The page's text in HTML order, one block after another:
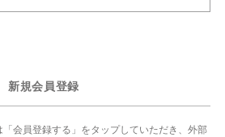
新規会員登録
会員登録する」をタップしていただき、外部